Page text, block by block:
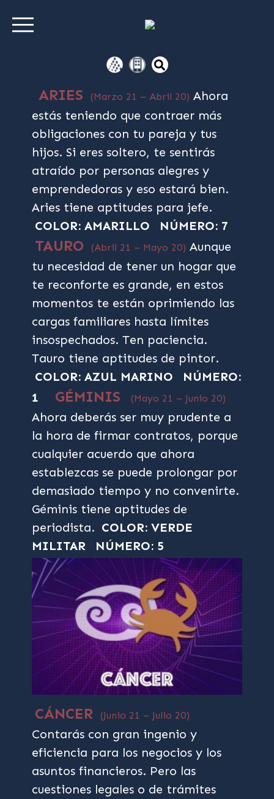
ARIES (Marzo 21 – Abril 20) Ahora
estás teniendo que contraer más
obligaciones con tu pareja y tus
hijos. Si eres soltero, te sentirás
atraído por personas alegres y
emprendedoras y eso estará bien.
Aries tiene aptitudes para jefe.
COLOR: AMARILLO
NÚMERO: 7
TAURO (Abril 21 – Mayo 20) Aunque
tu necesidad de tener un hogar que
te reconforte es grande, en estos
momentos te están oprimiendo las
cargas familiares hasta límites
insospechados. Ten paciencia.
Tauro tiene aptitudes de pintor.
COLOR: AZUL MARINO
NÚMERO:
1
GÉMINIS (Mayo 21 – Junio 20)
Ahora deberás ser muy prudente a
la hora de firmar contratos, porque
cualquier acuerdo que ahora
establezcas se puede prolongar por
demasiado tiempo y no convenirte.
Géminis tiene aptitudes de
periodista. COLOR: VERDE
MILITAR
NÚMERO: 5
CÁNCER (Junio 21 – Julio 20)
Contarás con gran ingenio y
eficiencia para los negocios y los
asuntos financieros. Pero las
cuestiones legales o de trámites